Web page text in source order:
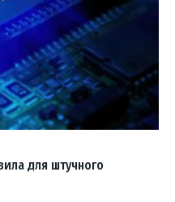
для штучного